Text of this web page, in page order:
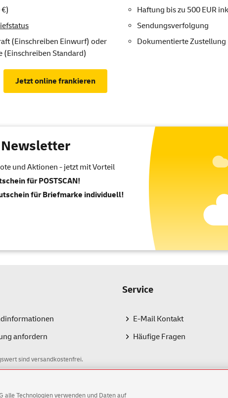
(Einschreiben Einwurf) oder
(Einschreiben Standard)
Jetzt online frankieren
Haftung bis zu 500 EUR
Sendungsverfolgung
Dokumentierte Zustellung
und Aktionen - jetzt mit Vorteil
für POSTSCAN!
für Briefmarke individuell!
anfordern
Service
E-Mail Kontakt
Häufige Fragen
sind versandkostenfrei.
alle Technologien verwenden und Daten auf